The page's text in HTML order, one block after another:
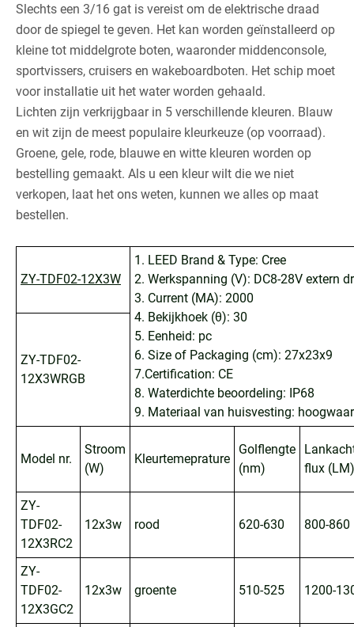
Slechts een 3/16 gat is vereist om de elektrische draad
door de spiegel te geven. Het kan worden geïnstalleerd op
kleine tot middelgrote boten, waaronder middenconsole,
sportvissers, cruisers en wakeboardboten. Het schip moet
voor installatie uit het water worden gehaald.
Lichten zijn verkrijgbaar in 5 verschillende kleuren. Blauw
en wit zijn de meest populaire kleurkeuze (op voorraad).
Groene, gele, rode, blauwe en witte kleuren worden op
bestelling gemaakt. Als u een kleur wilt die we niet
verkopen, laat het ons weten, kunnen we alles op maat
bestellen.
ZY-TDF02-12X3W
1. LEED Brand & Type: Cree
2. Werkspanning (V): DC8-28V extern
3. Current (MA): 2000
4. Bekijkhoek (θ): 30
5. Eenheid: pc
6. Size of Packaging (cm): 27x23x9
7.Certification: CE
8. Waterdichte beoordeling: IP68
9. Materiaal van huisvesting:
ZY-TDF02-
12X3WRGB
Model nr.
Stroom
(W)
Kleurtemeprature
Golflengte
(nm)
flux (LM)
ZY-
TDF02-
12X3RC2
12x3w rood 620-630 800-860
ZY-
TDF02-
12X3GC2
12x3w groente 510-525 1200-